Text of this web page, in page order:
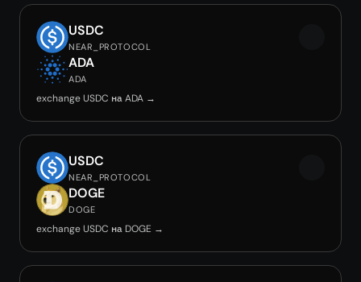
USDC
NEAR_PROTOCOL
ADA
ADA
exchange USDC на ADA →
USDC
NEAR_PROTOCOL
DOGE
DOGE
exchange USDC на DOGE →